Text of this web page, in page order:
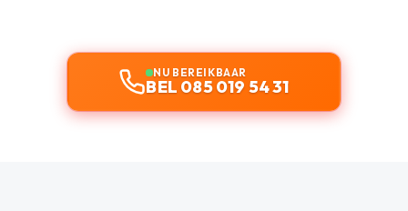
NU BEREIKBAAR
BEL 085 019 54 31